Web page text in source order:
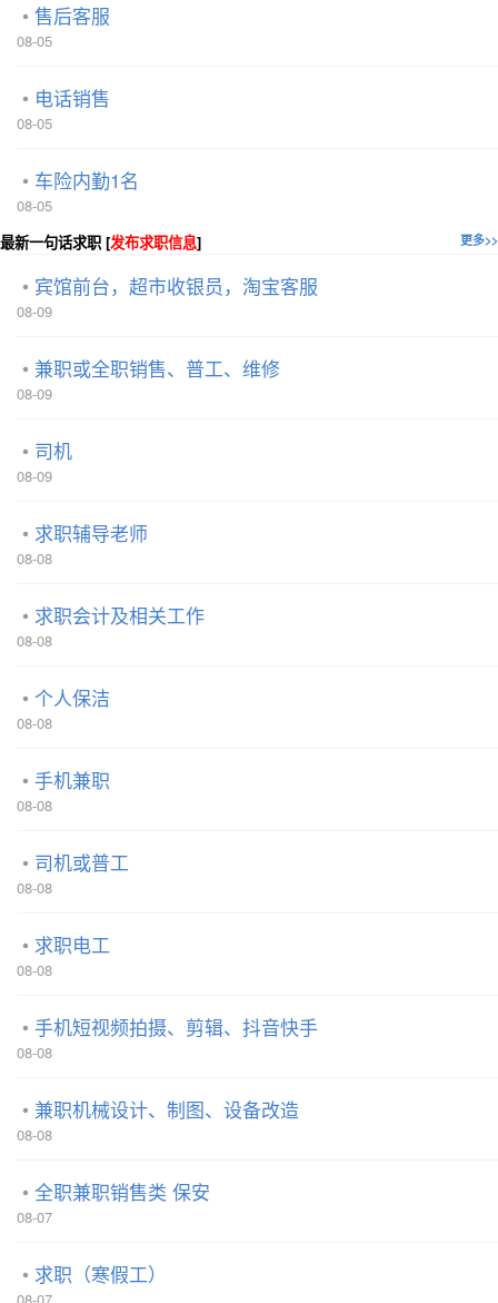
售后客服
08-05
电话销售
08-05
车险内勤1名
08-05
更多>>
最新一句话求职 [发布求职信息]
宾馆前台，超市收银员，淘宝客服
08-09
兼职或全职销售、普工、维修
08-09
司机
08-09
求职辅导老师
08-08
求职会计及相关工作
08-08
个人保洁
08-08
手机兼职
08-08
司机或普工
08-08
求职电工
08-08
手机短视频拍摄、剪辑、抖音快手
08-08
兼职机械设计、制图、设备改造
08-08
全职兼职销售类 保安
08-07
求职（寒假工）